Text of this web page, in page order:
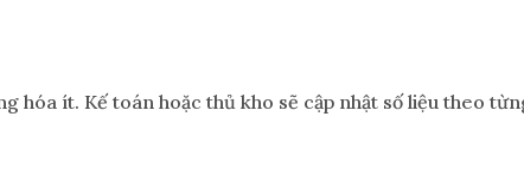
hóa ít. Kế toán hoặc thủ kho sẽ cập nhật số liệu theo